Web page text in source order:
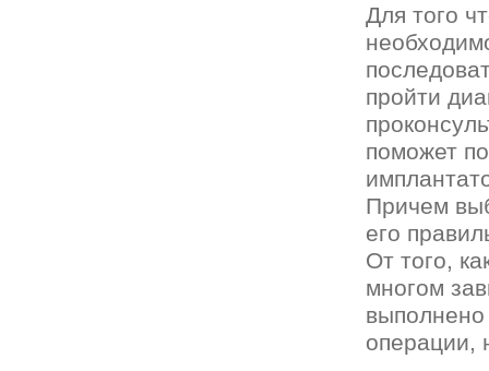
Для того
пройти
поможет
Причем
его
От того,
многом
операции,